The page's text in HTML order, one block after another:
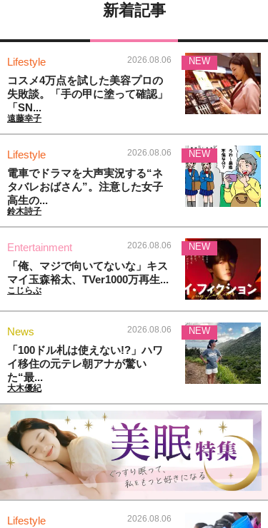
新着記事
Lifestyle 2026.08.06
コスメ4万点を試した美容プロの
失敗談。「手の甲に塗って確認」
「SN...
遠藤幸子
NEW
Lifestyle 2026.08.06
電車でドラマを大声実況する“ネ
タバレおばさん”。注意した女子
高生の...
鈴木詩子
NEW
Entertainment 2026.08.06
「俺、マジで向いてないな」キス
マイ玉森裕太、TVer1000万再生...
こじらぶ
NEW
News 2026.08.06
「100ドル札は使えない!?」ハワ
イ移住の元テレ朝アナが驚い
た“最...
大木優紀
NEW
Lifestyle 2026.08.06